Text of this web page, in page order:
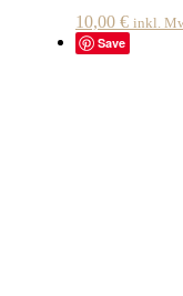
10,00 € inkl.
Save